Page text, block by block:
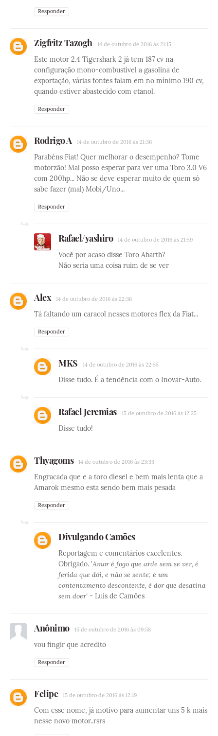
Responder
Zigfritz Tazogh 14 de outubro de 2016 às 21:15
Este motor 2.4 Tigershark 2 já tem 187 cv na
configuração mono-combustível a gasolina de
exportação, várias fontes falam em no mínimo 190 cv,
quando estiver abastecido com etanol.
Responder
Rodrigo A 14 de outubro de 2016 às 21:36
Parabéns Fiat! Quer melhorar o desempenho? Tome
motorzão! Mal posso esperar para ver uma Toro 3.0 V6
com 200hp... Não se deve esperar muito de quem só
sabe fazer (mal) Mobi/Uno...
Responder
Rafael/yashiro 14 de outubro de 2016 às 21:59
Você por acaso disse Toro Abarth?
Não seria uma coisa ruim de se ver
Alex 14 de outubro de 2016 às 22:36
Tá faltando um caracol nesses motores flex da Fiat...
Responder
MKS 14 de outubro de 2016 às 22:55
Disse tudo. É a tendência com o Inovar-Auto.
Rafael Jeremias 15 de outubro de 2016 às 12:25
Disse tudo!
Thyagoms 14 de outubro de 2016 às 23:33
Engracada que e a toro diesel e bem mais lenta que a
Amarok mesmo esta sendo bem mais pesada
Responder
Divulgando Camões
Reportagem e comentários excelentes.
Obrigado. 'Amor é fogo que arde sem se ver, é
ferida que dói, e não se sente; é um
contentamento descontente, é dor que desatina
sem doer' - Luis de Camões
Anônimo 15 de outubro de 2016 às 09:58
vou fingir que acredito
Responder
Felipe 15 de outubro de 2016 às 12:19
Com esse nome, já motivo para aumentar uns 5 k mais
nesse novo motor..rsrs